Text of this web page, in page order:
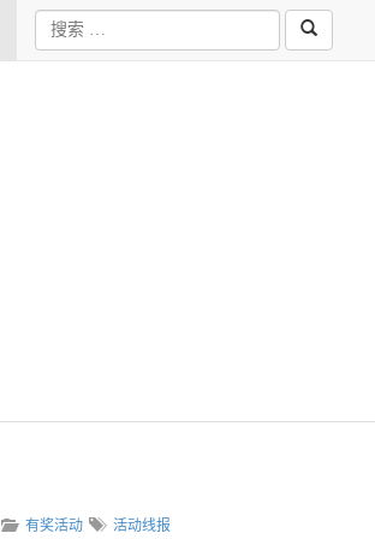
有奖活动 活动线报